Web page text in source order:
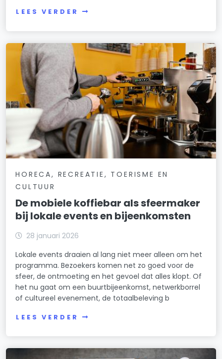
LEES VERDER
HORECA, RECREATIE, TOERISME EN
CULTUUR
De mobiele koffiebar als sfeermaker
bij lokale events en bijeenkomsten
28 januari 2026
Lokale events draaien al lang niet meer alleen om het
programma. Bezoekers komen net zo goed voor de
sfeer, de ontmoeting en het gevoel dat alles klopt. Of
het nu gaat om een buurtbijeenkomst, netwerkborrel
of cultureel evenement, de totaalbeleving b
LEES VERDER